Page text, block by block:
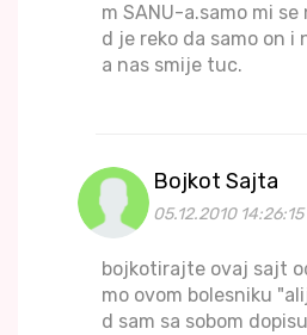
m SANU-a.samo mi
d je reko da samo on i
a nas smije tuc.
Bojkot Sajta
05.12.2010 14:26:15
bojkotirajte ovaj sajt
mo ovom bolesniku
d sam sa sobom